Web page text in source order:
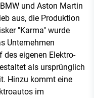
und Aston Martin
aus, die Produktion
"Karma" wurde
Unternehmen
des eigenen Elektro-
als ursprünglich
Hinzu kommt eine
im